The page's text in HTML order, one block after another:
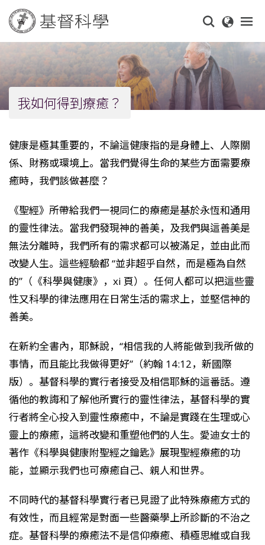
main
content
我如何得到療癒？
健康是極其重要的，不論這健康指的是身體上、人際關
係、財務或環境上。當我們覺得生命的某些方面需要療
癒時，我們該做甚麼？
《聖經》所帶給我們一視同仁的療癒是基於永恆和通用
的靈性律法。當我們發現神的善美，及我們與這善美是
無法分離時，我們所有的需求都可以被滿足，並由此而
改變人生。這些經驗都 “並非超乎自然，而是極為自然
的”（《科學與健康》，xi 頁）。任何人都可以把這些靈
性又科學的律法應用在日常生活的需求上，並堅信神的
善美。
在新約全書內，耶穌說，“相信我的人將能做到我所做的
事情，而且能比我做得更好”（約翰 14:12，新國際
版）。基督科學的實行者接受及相信耶穌的這番話。遵
循他的教誨和了解他所實行的靈性律法，基督科學的實
行者將全心投入到靈性療癒中，不論是實踐在生理或心
靈上的療癒，這將改變和重塑他們的人生。愛迪女士的
著作《科學與健康附聖經之鑰匙》展現聖經療癒的功
能，並顯示我們也可療癒自己、親人和世界。
不同時代的基督科學實行者已見證了此特殊療癒方式的
有效性，而且經常是對面一些醫藥學上所診斷的不治之
症。基督科學的療癒法不是信仰療癒、積極思維或自我